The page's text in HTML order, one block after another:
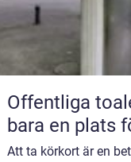
Offentliga toaletter
bara en plats
Att ta körkort är en